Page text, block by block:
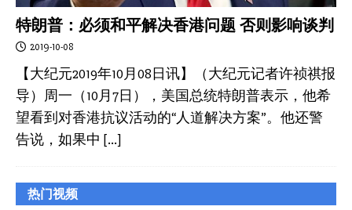
特朗普：必须和平解决香港问题 否则影响谈判
2019-10-08
【大纪元2019年10月08日讯】（大纪元记者许祯祺报
导）周一（10月7日），美国总统特朗普表示，他希
望看到对香港抗议活动的“人道解决方案”。他还警
告说，如果中 […]
热门视频